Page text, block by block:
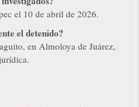
el 10 de abril de 2026.
el detenido?
en Almoloya de Juárez,